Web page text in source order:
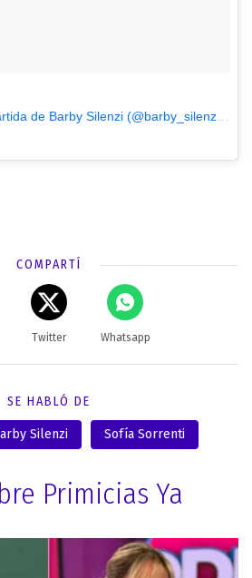
COMPARTÍ
Twitter Whatsapp
SE HABLÓ DE
Silenzi Sofía Sorrenti
Primicias Ya